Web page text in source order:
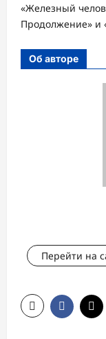
«Железный
Продолжение» и
Об авторе
Перейти на